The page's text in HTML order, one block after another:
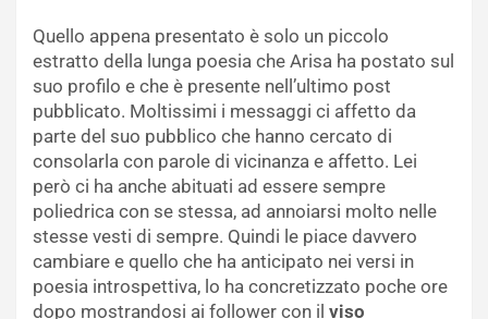
Quello appena presentato è solo un piccolo
estratto della lunga poesia che Arisa ha postato sul
suo profilo e che è presente nell’ultimo post
pubblicato. Moltissimi i messaggi ci affetto da
parte del suo pubblico che hanno cercato di
consolarla con parole di vicinanza e affetto. Lei
però ci ha anche abituati ad essere sempre
poliedrica con se stessa, ad annoiarsi molto nelle
stesse vesti di sempre. Quindi le piace davvero
cambiare e quello che ha anticipato nei versi in
poesia introspettiva, lo ha concretizzato poche ore
dopo mostrandosi ai follower con il viso